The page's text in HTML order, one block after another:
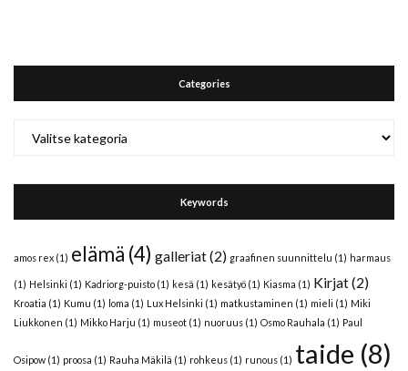
Categories
Keywords
amos rex (1) elämä (4) galleriat(2) graafinen suunnittelu (1) harmaus
(1) Helsinki (1) Kadriorg-puisto (1) kesä (1) kesätyö (1) Kiasma (1) Kirjat(2)
Kroatia (1) Kumu (1) loma (1) Lux Helsinki (1) matkustaminen (1) mieli (1) Miki
Liukkonen (1) Mikko Harju (1) museot (1) nuoruus (1) Osmo Rauhala (1) Paul
Osipow (1) proosa (1) Rauha Mäkilä (1) rohkeus (1) runous (1) taide (8)